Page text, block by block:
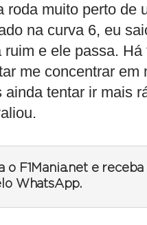
roda muito perto de
na curva 6, eu
ruim e ele passa.
me concentrar em
ainda tentar ir mais
o F1Mania.net e
WhatsApp.